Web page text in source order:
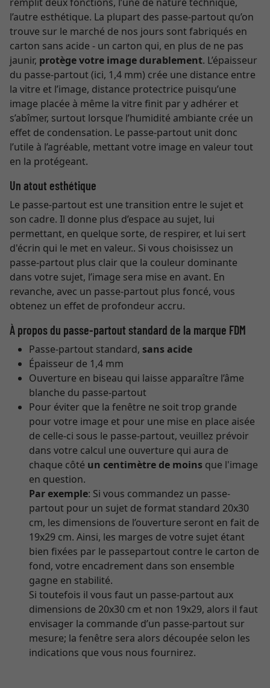
l’autre esthétique. La plupart des passe-partout qu’on
trouve sur le marché de nos jours sont fabriqués en
carton sans acide - un carton qui, en plus de ne pas
jaunir, protège votre image durablement. L’épaisseur
du passe-partout (ici, 1,4 mm) crée une distance entre
la vitre et l’image, distance protectrice puisqu’une
image placée à même la vitre finit par y adhérer et
s’abîmer, surtout lorsque l’humidité ambiante crée un
effet de condensation. Le passe-partout unit donc
l’utile à l’agréable, mettant votre image en valeur tout
en la protégeant.
Un atout esthétique
Le passe-partout est une transition entre le sujet et
son cadre. Il donne plus d’espace au sujet, lui
permettant, en quelque sorte, de respirer, et lui sert
d'écrin qui le met en valeur.. Si vous choisissez un
passe-partout plus clair que la couleur dominante
dans votre sujet, l’image sera mise en avant. En
revanche, avec un passe-partout plus foncé, vous
obtenez un effet de profondeur accru.
À propos du passe-partout standard de la marque FDM
Passe-partout standard, sans acide
Épaisseur de 1,4 mm
Ouverture en biseau qui laisse apparaître l’âme
blanche du passe-partout
Pour éviter que la fenêtre ne soit trop grande
pour votre image et pour une mise en place aisée
de celle-ci sous le passe-partout, veuillez prévoir
dans votre calcul une ouverture qui aura de
chaque côté un centimètre de moins que l'image
en question.
Par exemple: Si vous commandez un passe-
partout pour un sujet de format standard 20x30
cm, les dimensions de l’ouverture seront en fait de
19x29 cm. Ainsi, les marges de votre sujet étant
bien fixées par le passepartout contre le carton de
fond, votre encadrement dans son ensemble
gagne en stabilité.
Si toutefois il vous faut un passe-partout aux
dimensions de 20x30 cm et non 19x29, alors il faut
envisager la commande d’un passe-partout sur
mesure; la fenêtre sera alors découpée selon les
indications que vous nous fournirez.